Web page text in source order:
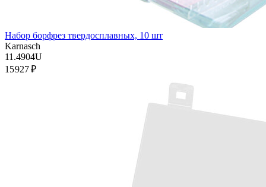
Набор борфрез твердосплавных, 10 шт
Karnasch
11.4904U
15 927 ₽